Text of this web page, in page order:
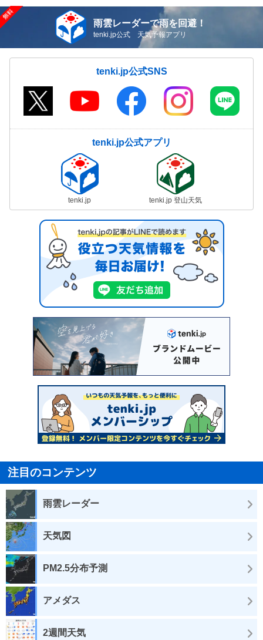
雨雲レーダーで雨を回避！
tenki.jp公式 天気予報アプリ
tenki.jp公式SNS
tenki.jp公式アプリ
tenki.jp tenki.jp 登山天気
注目のコンテンツ
雨雲レーダー
天気図
PM2.5分布予測
アメダス
2週間天気